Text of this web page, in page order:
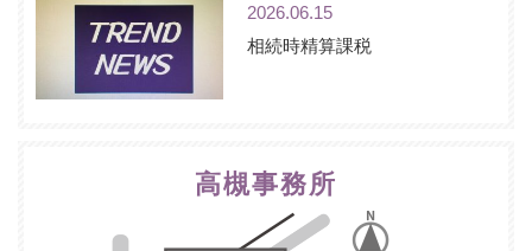
2026.06.15
相続時精算課税
高槻事務所